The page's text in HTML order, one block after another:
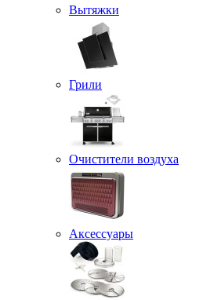
Вытяжки
Грили
Очистители воздуха
Аксессуары